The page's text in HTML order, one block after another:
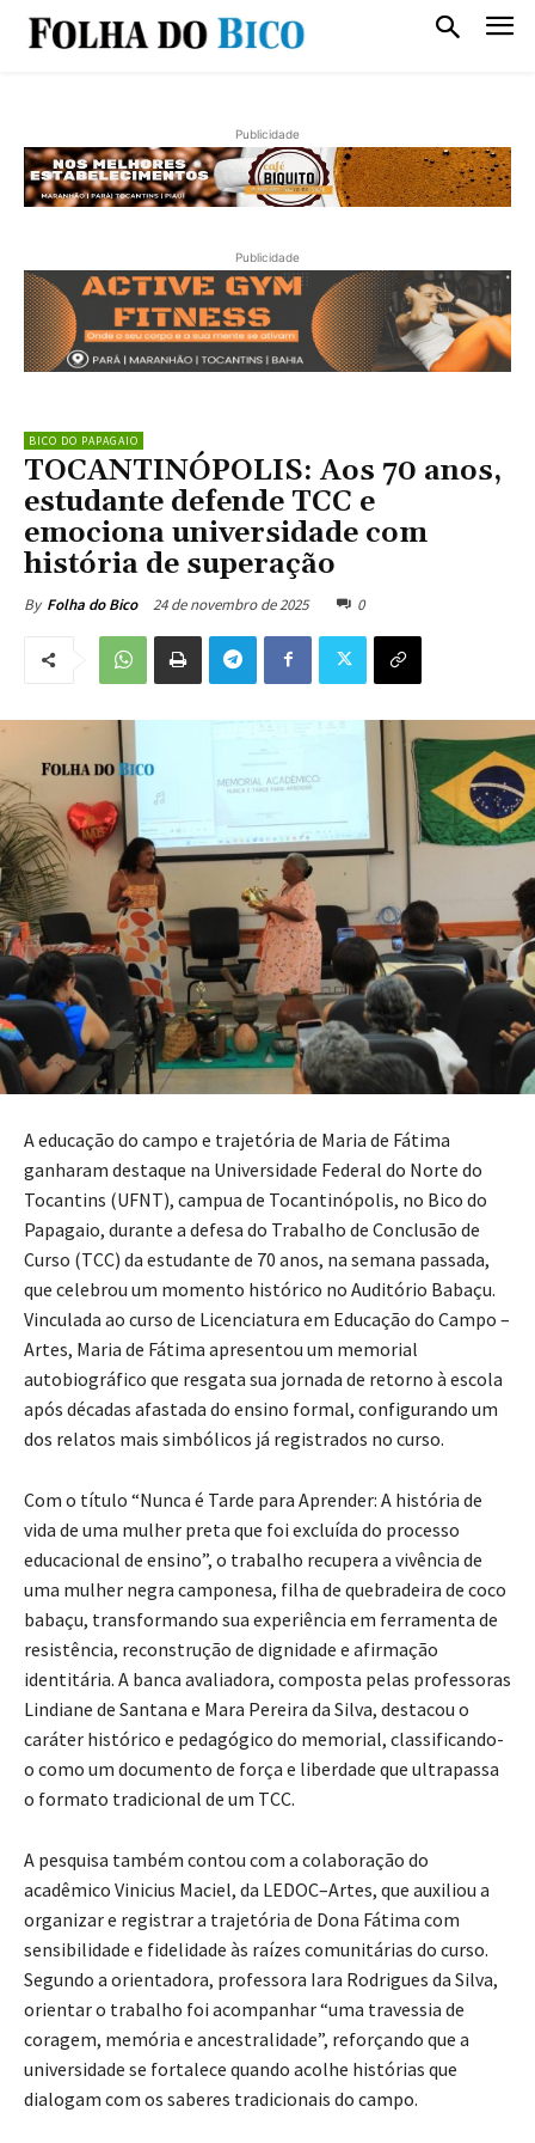
Publicidade
Publicidade
BICO DO PAPAGAIO
TOCANTINÓPOLIS: Aos 70 anos,
estudante defende TCC e
emociona universidade com
história de superação
By Folha do Bico 24 de novembro de 2025 0
A educação do campo e trajetória de Maria de Fátima
ganharam destaque na Universidade Federal do Norte do
Tocantins (UFNT), campua de Tocantinópolis, no Bico do
Papagaio, durante a defesa do Trabalho de Conclusão de
Curso (TCC) da estudante de 70 anos, na semana passada,
que celebrou um momento histórico no Auditório Babaçu.
Vinculada ao curso de Licenciatura em Educação do Campo –
Artes, Maria de Fátima apresentou um memorial
autobiográfico que resgata sua jornada de retorno à escola
após décadas afastada do ensino formal, configurando um
dos relatos mais simbólicos já registrados no curso.
Com o título “Nunca é Tarde para Aprender: A história de
vida de uma mulher preta que foi excluída do processo
educacional de ensino”, o trabalho recupera a vivência de
uma mulher negra camponesa, filha de quebradeira de coco
babaçu, transformando sua experiência em ferramenta de
resistência, reconstrução de dignidade e afirmação
identitária. A banca avaliadora, composta pelas professoras
Lindiane de Santana e Mara Pereira da Silva, destacou o
caráter histórico e pedagógico do memorial, classificando-
o como um documento de força e liberdade que ultrapassa
o formato tradicional de um TCC.
A pesquisa também contou com a colaboração do
acadêmico Vinicius Maciel, da LEDOC–Artes, que auxiliou a
organizar e registrar a trajetória de Dona Fátima com
sensibilidade e fidelidade às raízes comunitárias do curso.
Segundo a orientadora, professora Iara Rodrigues da Silva,
orientar o trabalho foi acompanhar “uma travessia de
coragem, memória e ancestralidade”, reforçando que a
universidade se fortalece quando acolhe histórias que
dialogam com os saberes tradicionais do campo.